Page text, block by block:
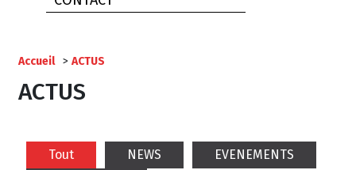
Accueil > ACTUS
ACTUS
Tout NEWS
EVENEMENTS